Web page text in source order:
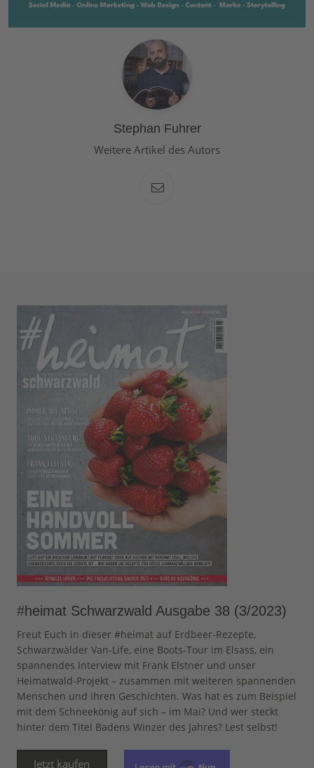
Stephan Fuhrer
Weitere Artikel des Autors
#heimat Schwarzwald Ausgabe 38 (3/2023)
Freut Euch in dieser #heimat auf Erdbeer-Rezepte,
Schwarzwälder Van-Life, eine Boots-Tour im Elsass, ein
spannendes Interview mit Frank Elstner und unser
Heimatwald-Projekt – zusammen mit weiteren spannenden
Menschen und ihren Geschichten. Was hat es zum Beispiel
mit dem Schneekönig auf sich – im Mai? Und wer steckt
hinter dem Titel Badens Winzer des Jahres? Lest selbst!
Jetzt kaufen